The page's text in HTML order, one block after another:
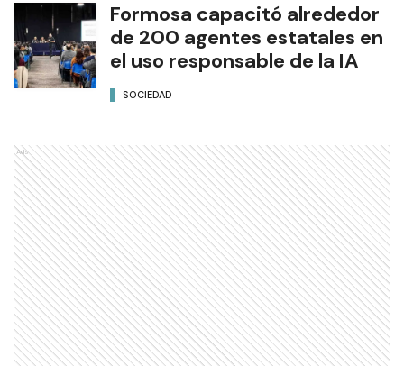
Formosa capacitó alrededor
de 200 agentes estatales en
el uso responsable de la IA
SOCIEDAD
Ads